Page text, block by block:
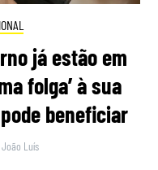
já estão em
folga’ à sua
beneficiar
João Luís